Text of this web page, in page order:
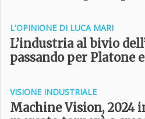
L'OPINIONE DI LUCA MARI
L’industria al bivio
passando per Platone
VISIONE INDUSTRIALE
Machine Vision, 2024